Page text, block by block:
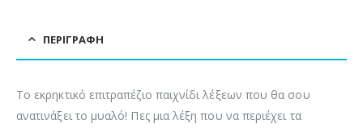
ΠΕΡΙΓΡΑΦΉ
Το εκρηκτικό επιτραπέζιο παιχνίδι λέξεων που θα σου
ανατινάξει το μυαλό! Πες μια λέξη που να περιέχει τα